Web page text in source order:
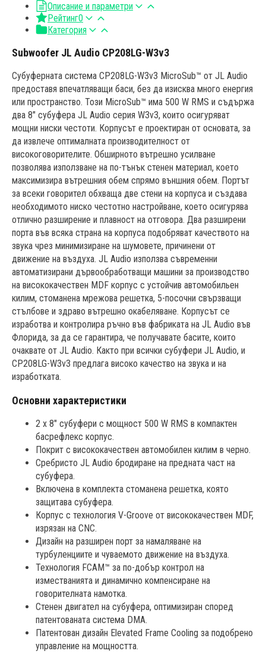
Описание и параметри
Рейтинг0
Категория
Subwoofer JL Audio CP208LG-W3v3
Субуферната система CP208LG-W3v3 MicroSub™ от JL Audio
предоставя впечатляващи баси, без да изисква много енергия
или пространство. Този MicroSub™ има 500 W RMS и съдържа
два 8" субуфера JL Audio серия W3v3, които осигуряват
мощни ниски честоти. Корпусът е проектиран от основата, за
да извлече оптималната производителност от
високоговорителите. Обширното вътрешно усилване
позволява използване на по-тънък стенен материал, което
максимизира вътрешния обем спрямо външния обем. Портът
за всеки говорител обхваща две стени на корпуса и създава
необходимото ниско честотно настройване, което осигурява
отлично разширение и плавност на отговора. Два разширени
порта във всяка страна на корпуса подобряват качеството на
звука чрез минимизиране на шумовете, причинени от
движение на въздуха. JL Audio използва съвременни
автоматизирани дървообработващи машини за производство
на висококачествен MDF корпус с устойчив автомобильен
килим, стоманена мрежова решетка, 5-посочни свързващи
стълбове и здраво вътрешно окабеляване. Корпусът се
изработва и контролира ръчно във фабриката на JL Audio във
Флорида, за да се гарантира, че получавате басите, които
очаквате от JL Audio. Както при всички субуфери JL Audio, и
CP208LG-W3v3 предлага високо качество на звука и на
изработката.
Основни характеристики
2 x 8" субуфери с мощност 500 W RMS в компактен
басрефлекс корпус.
Покрит с висококачествен автомобилен килим в черно.
Сребристо JL Audio бродиране на предната част на
субуфера.
Включена в комплекта стоманена решетка, която
защитава субуфера.
Корпус с технология V-Groove от висококачествен MDF,
изрязан на CNC.
Дизайн на разширен порт за намаляване на
турбуленциите и чуваемото движение на въздуха.
Технология FCAM™ за по-добър контрол на
изместванията и динамично компенсиране на
говорителната намотка.
Стенен двигател на субуфера, оптимизиран според
патентованата система DMA.
Патентован дизайн Elevated Frame Cooling за подобрено
управление на мощността.